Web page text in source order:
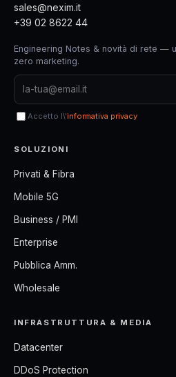
sales@nexim.it
+39 02 8622 44
Engineering Notes & novità di rete —
zero marketing.
Accetto l\'informativa privacy
SOLUZIONI
Privati & Fibra
Mobile 5G
Business / PMI
Enterprise
Pubblica Amm.
Wholesale
INFRASTRUTTURA & MEDIA
Datacenter
DDoS Protection